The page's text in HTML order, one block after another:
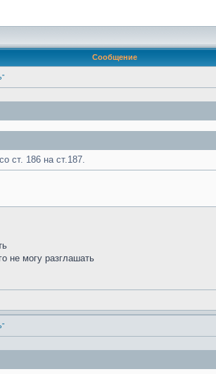
Сообщение
ст. 186 на ст.187.
не могу разглашать